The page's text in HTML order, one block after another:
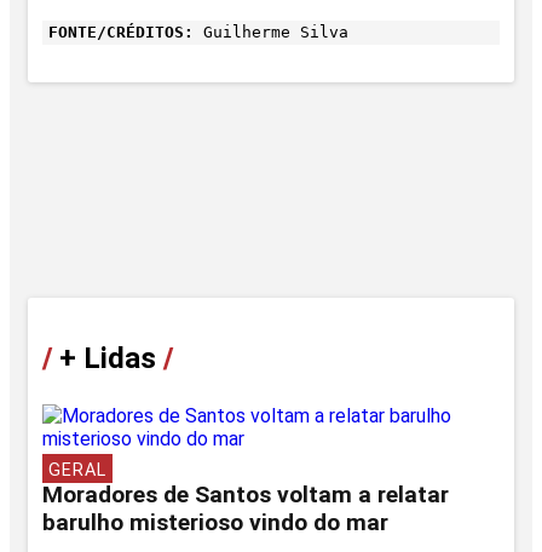
FONTE/CRÉDITOS: Guilherme Silva
/+ Lidas /
GERAL
Moradores de Santos voltam a relatar
barulho misterioso vindo do mar